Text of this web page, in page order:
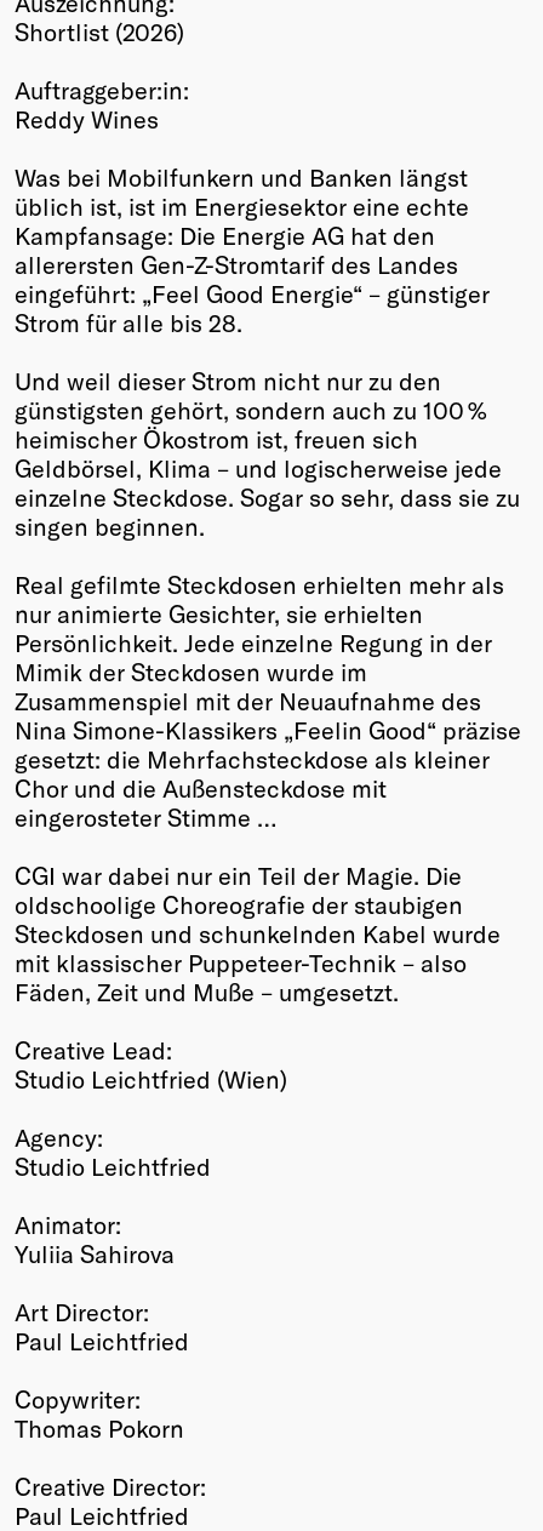
Winners
Past
Annual
Shortlist (2026)
Auftraggeber:in:
Reddy Wines
Was bei Mobilfunkern und Banken längst
üblich ist, ist im Energiesektor eine echte
Kampfansage: Die Energie AG hat den
allerersten Gen-Z-Stromtarif des Landes
eingeführt: „Feel Good Energie“ – günstiger
Strom für alle bis 28.
Und weil dieser Strom nicht nur zu den
günstigsten gehört, sondern auch zu 100 %
heimischer Ökostrom ist, freuen sich
Geldbörsel, Klima – und logischerweise jede
einzelne Steckdose. Sogar so sehr, dass sie zu
singen beginnen.
Real gefilmte Steckdosen erhielten mehr als
nur animierte Gesichter, sie erhielten
Persönlichkeit. Jede einzelne Regung in der
Mimik der Steckdosen wurde im
Zusammenspiel mit der Neuaufnahme des
Nina Simone-Klassikers „Feelin Good“ präzise
gesetzt: die Mehrfachsteckdose als kleiner
Chor und die Außensteckdose mit
eingerosteter Stimme …
CGI war dabei nur ein Teil der Magie. Die
oldschoolige Choreografie der staubigen
Steckdosen und schunkelnden Kabel wurde
mit klassischer Puppeteer-Technik – also
Fäden, Zeit und Muße – umgesetzt.
Creative Lead:
Studio Leichtfried (Wien)
Agency:
Studio Leichtfried
Animator:
Yuliia Sahirova
Art Director:
Paul Leichtfried
Copywriter:
Thomas Pokorn
Creative Director:
Paul Leichtfried